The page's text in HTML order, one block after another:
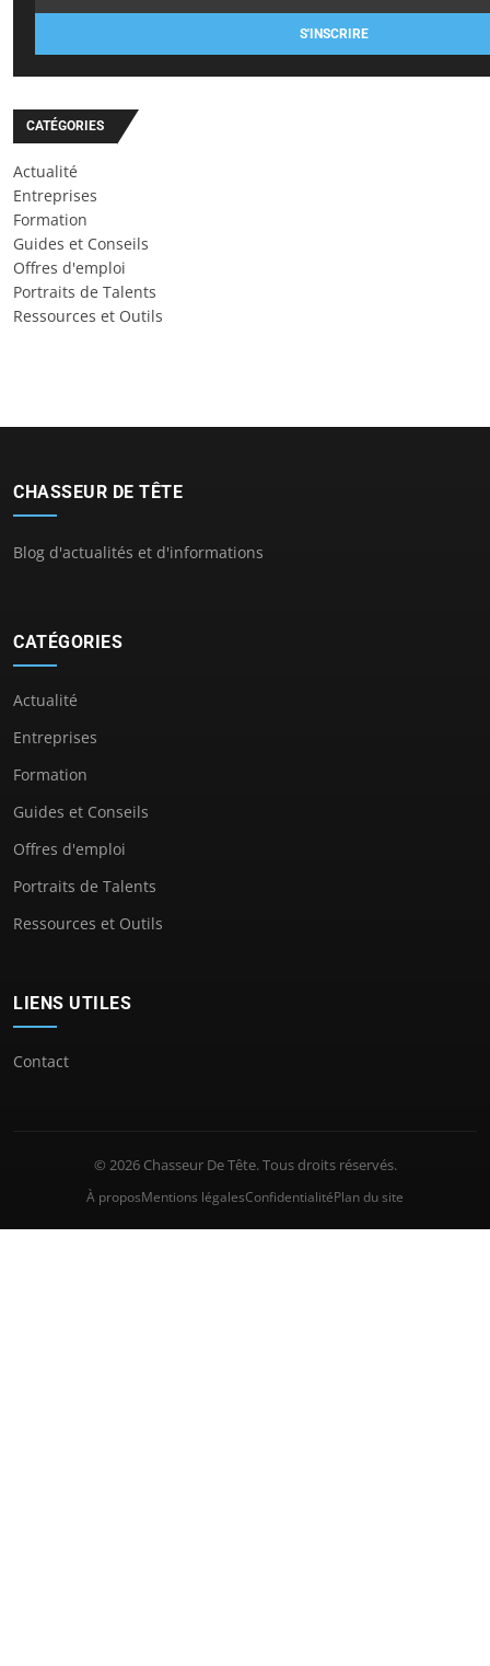
S'INSCRIRE
CATÉGORIES
Actualité
Entreprises
Formation
Guides et Conseils
Offres d'emploi
Portraits de Talents
Ressources et Outils
CHASSEUR DE TÊTE
Blog d'actualités et d'informations
CATÉGORIES
Actualité
Entreprises
Formation
Guides et Conseils
Offres d'emploi
Portraits de Talents
Ressources et Outils
LIENS UTILES
Contact
© 2026 Chasseur De Tête. Tous droits réservés.
À proposMentions légalesConfidentialitéPlan du site